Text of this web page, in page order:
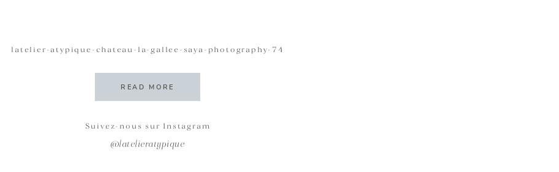
latelier-atypique-chateau-la-gallee-saya-photography-74
READ MORE
Suivez-nous sur Instagram
@latelieratypique